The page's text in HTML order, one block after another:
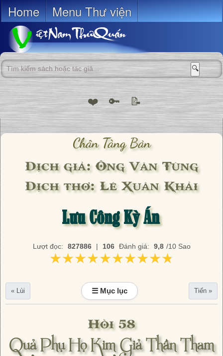
Home Menu Thư viện
🔍
❤️ 🔑 📝
Chân Tàng Bản
Dịch giả: Ông Văn Tùng
Dịch thơ: Lê Xuân Khải
Lưu Công Kỳ Án
Lượt đọc: 827886 | 106 Đánh giá: 9,8 /10 Sao
★★★★★★★★★★
★★★★★★★★★★
« Lùi ☰ Mục lục Tiến »
Hồi 58
Quả Phụ Họ Kim Giả Thần Tham